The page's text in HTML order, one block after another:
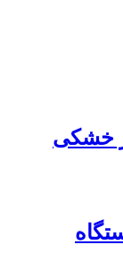
خشکی